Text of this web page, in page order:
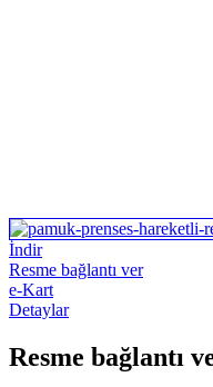
İndir
Resme bağlantı ver
e-Kart
Detaylar
Resme bağlantı